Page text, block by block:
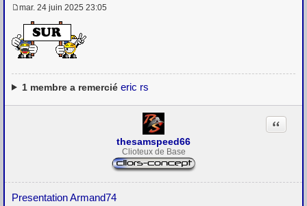
e
s
s
a
e
mar. 24 juin 2025 23:05
1membre a remercié eric rs
thesamspeed66
Clioteux de Base
Presentation Armand74
Citation